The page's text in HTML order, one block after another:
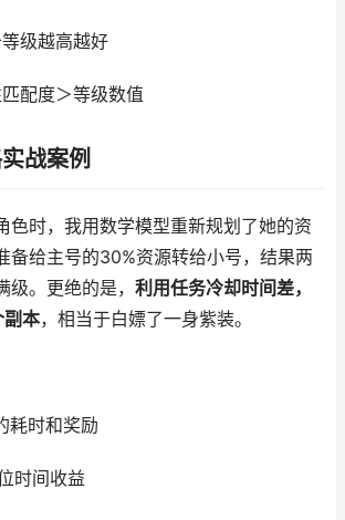
级越高越好
配度＞等级数值
战案例
色时，我用数学模型重新规划了她的资
备给主号的30%资源转给小号，结果两
。更绝的是， 利用任务冷却时间差，
副本，相当于白嫖了一身紫装。
耗时和奖励
时间收益